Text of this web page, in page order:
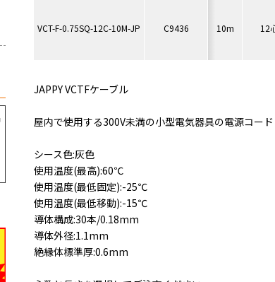
VCT-F-0.75SQ-12C-10M-JP C9436 10m 12
JAPPY VCTFケーブル
屋内で使用する300V未満の小型電気器具の電源コー
シース色:灰色
使用温度(最高):60℃
使用温度(最低固定):-25℃
使用温度(最低移動):-15℃
導体構成:30本/0.18mm
導体外径:1.1mm
絶縁体標準厚:0.6mm